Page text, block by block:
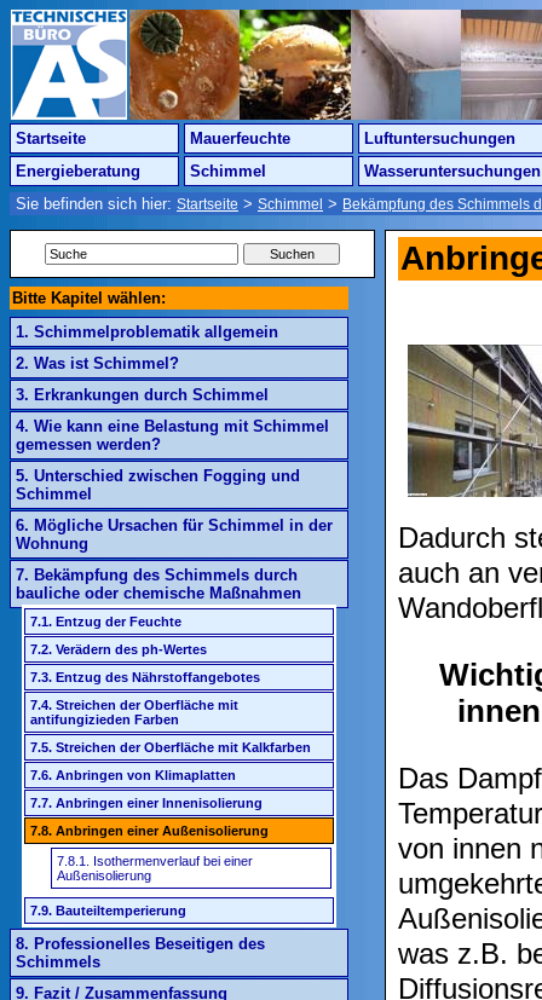
Startseite Mauerfeuchte
Luftuntersuchungen
Energieberatung
Schimmel
Wasseruntersuchungen
Sie befinden sich hier: Startseite > Schimmel > Bekämpfung des Schimmels
Bitte Kapitel wählen:
1. Schimmelproblematik allgemein
2. Was ist Schimmel?
3. Erkrankungen durch Schimmel
4. Wie kann eine Belastung mit Schimmel
gemessen werden?
5. Unterschied zwischen Fogging und
Schimmel
6. Mögliche Ursachen für Schimmel in der
Wohnung
7. Bekämpfung des Schimmels durch
bauliche oder chemische Maßnahmen
7.1. Entzug der Feuchte
7.2. Verädern des ph-Wertes
7.3. Entzug des Nährstoffangebotes
7.4. Streichen der Oberfläche mit
antifungizieden Farben
7.5. Streichen der Oberfläche mit Kalkfarben
7.6. Anbringen von Klimaplatten
7.7. Anbringen einer Innenisolierung
7.8. Anbringen einer Außenisolierung
7.8.1. Isothermenverlauf bei einer
Außenisolierung
7.9. Bauteiltemperierung
8. Professionelles Beseitigen des
Schimmels
9. Fazit / Zusammenfassung
Dadurch
auch an
Das
von innen
was z.B.